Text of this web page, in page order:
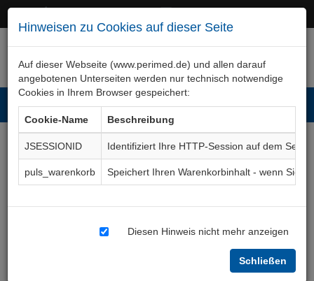
Hinweisen zu Cookies auf dieser Seite
Auf dieser Webseite (www.perimed.de) und allen darauf
angebotenen Unterseiten werden nur technisch notwendige
Cookies in Ihrem Browser gespeichert:
Cookie-Name
Beschreibung
JSESSIONID
Identifiziert Ihre HTTP-Session auf dem Server
puls_warenkorb
Speichert Ihren Warenkorbinhalt - wenn Sie
Diesen Hinweis nicht mehr anzeigen
Schließen
Nervenbiopsie